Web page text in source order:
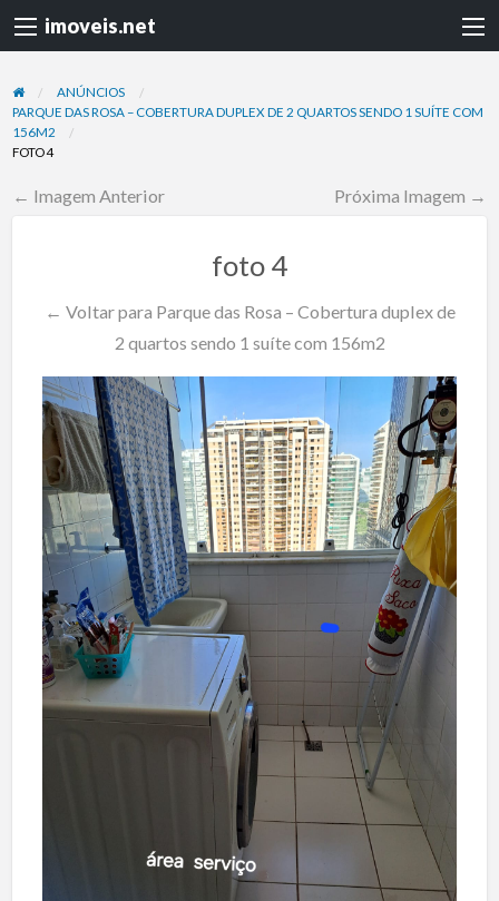
imoveis.net
ANÚNCIOS
PARQUE DAS ROSA – COBERTURA DUPLEX DE 2 QUARTOS SENDO 1 SUÍTE COM
156M2
FOTO 4
← Imagem Anterior Próxima Imagem →
foto 4
← Voltar para Parque das Rosa – Cobertura duplex de
2 quartos sendo 1 suíte com 156m2